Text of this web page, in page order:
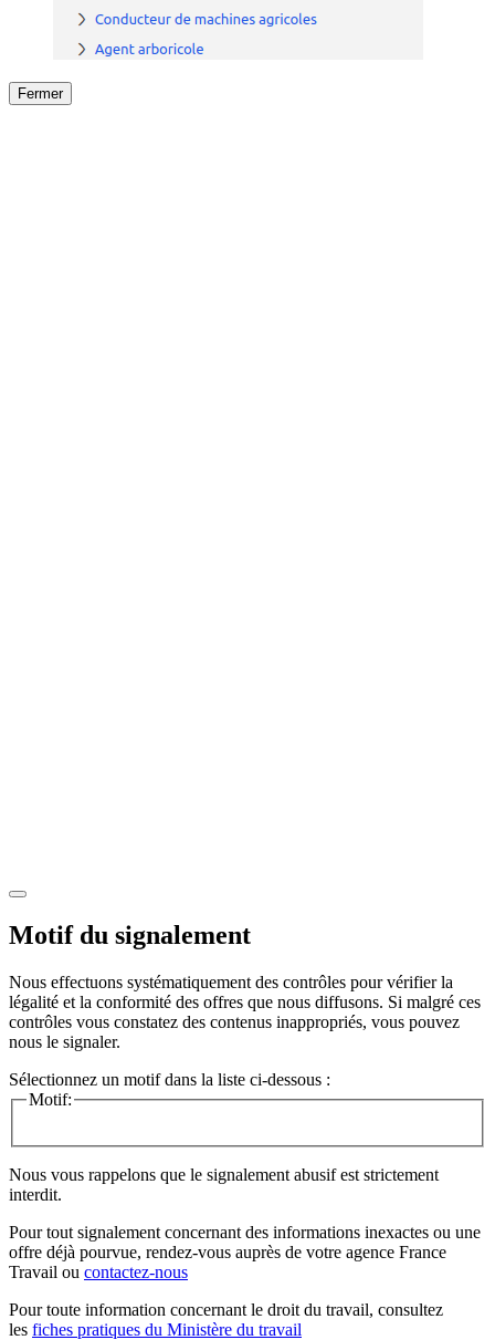
Fermer
Motif du signalement
Nous effectuons systématiquement des contrôles pour vérifier la
légalité et la conformité des offres que nous diffusons. Si malgré ces
contrôles vous constatez des contenus inappropriés, vous pouvez
nous le signaler.
Sélectionnez un motif dans la liste ci-dessous :
Motif:
Nous vous rappelons que le signalement abusif est strictement
interdit.
Pour tout signalement concernant des informations inexactes ou une
offre déjà pourvue, rendez-vous auprès de votre agence France
Travail ou contactez-nous
Pour toute information concernant le droit du travail, consultez
les fiches pratiques du Ministère du travail